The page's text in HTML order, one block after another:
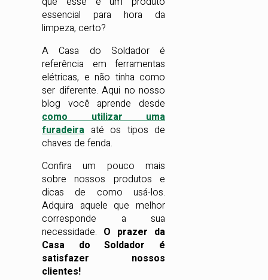
essencial para hora da
limpeza, certo?
A Casa do Soldador é
referência em ferramentas
elétricas, e não tinha como
ser diferente. Aqui no nosso
blog você aprende desde
como utilizar uma
furadeira até os tipos de
chaves de fenda.
Confira um pouco mais
sobre nossos produtos e
dicas de como usá-los.
Adquira aquele que melhor
corresponde a sua
necessidade. O prazer da
Casa do Soldador é
satisfazer nossos
clientes!